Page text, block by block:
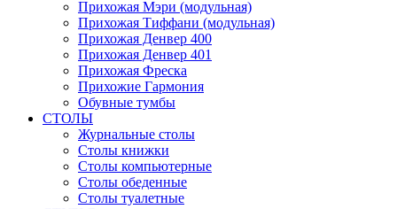
Прихожая Мэри (модульная)
Прихожая Тиффани (модульная)
Прихожая Денвер 400
Прихожая Денвер 401
Прихожая Фреска
Прихожие Гармония
Обувные тумбы
СТОЛЫ
Журнальные столы
Столы книжки
Столы компьютерные
Столы обеденные
Столы туалетные